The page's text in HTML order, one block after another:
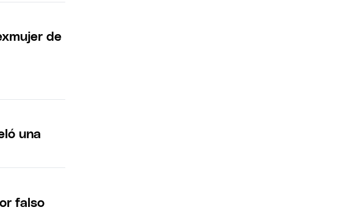
de
una
falso